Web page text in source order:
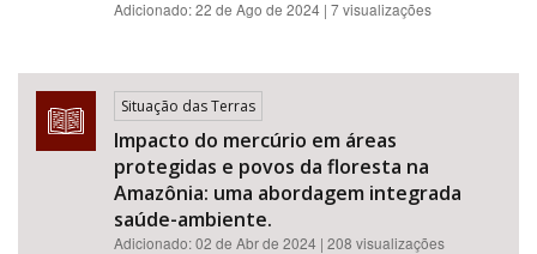
Adicionado:22 de Ago de 2024 | 7 visualizações
Situação das Terras
Impacto do mercúrio em áreas
protegidas e povos da floresta na
Amazônia: uma abordagem integrada
saúde-ambiente.
Adicionado:02 de Abr de 2024 | 208 visualizações